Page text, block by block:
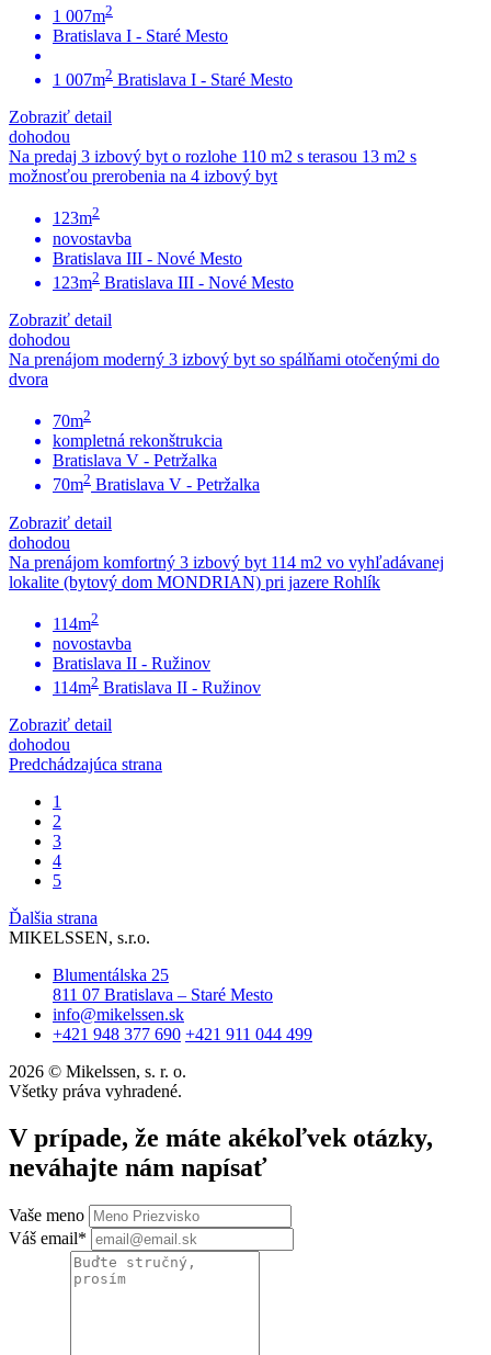
1 007m2
Bratislava I - Staré Mesto
1 007m2 Bratislava I - Staré Mesto
Zobraziť detail
dohodou
Na predaj 3 izbový byt o rozlohe 110 m2 s terasou 13 m2 s
možnosťou prerobenia na 4 izbový byt
123m2
novostavba
Bratislava III - Nové Mesto
123m2 Bratislava III - Nové Mesto
Zobraziť detail
dohodou
Na prenájom moderný 3 izbový byt so spálňami otočenými do
dvora
70m2
kompletná rekonštrukcia
Bratislava V - Petržalka
70m2 Bratislava V - Petržalka
Zobraziť detail
dohodou
Na prenájom komfortný 3 izbový byt 114 m2 vo vyhľadávanej
lokalite (bytový dom MONDRIAN) pri jazere Rohlík
114m2
novostavba
Bratislava II - Ružinov
114m2 Bratislava II - Ružinov
Zobraziť detail
dohodou
Predchádzajúca strana
1
2
3
4
5
Ďalšia strana
MIKELSSEN, s.r.o.
Blumentálska 25
811 07 Bratislava – Staré Mesto
info@mikelssen.sk
+421 948 377 690 +421 911 044 499
2026 © Mikelssen, s. r. o.
Všetky práva vyhradené.
V prípade, že máte akékoľvek otázky,
neváhajte nám napísať
Vaše meno
Váš email*